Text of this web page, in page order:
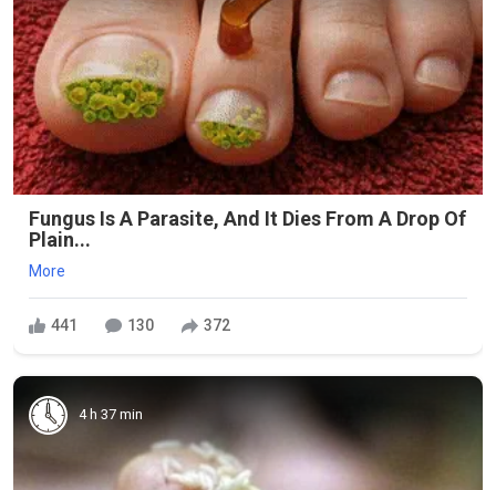
Fungus Is A Parasite, And It Dies From A Drop Of
Plain...
More
441 130 372
4 h 37 min